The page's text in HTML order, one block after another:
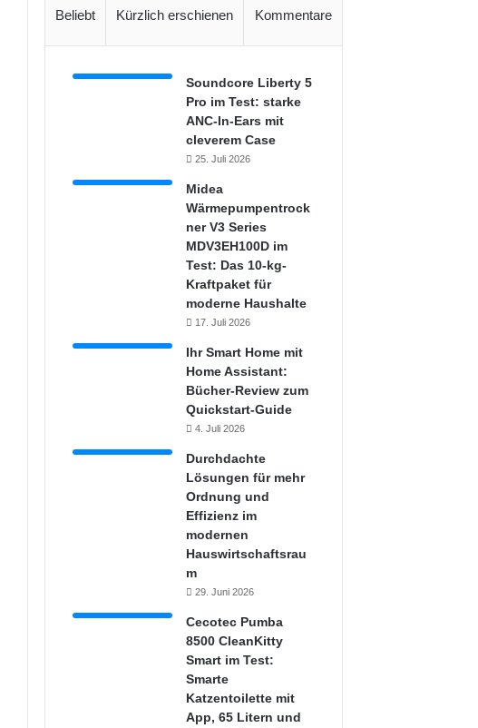
Beliebt Kürzlich erschienen Kommentare
Soundcore Liberty 5
Pro im Test: starke
ANC-In-Ears mit
cleverem Case
25. Juli 2026
Midea
Wärmepumpentrock
ner V3 Series
MDV3EH100D im
Test: Das 10-kg-
Kraftpaket für
moderne Haushalte
17. Juli 2026
Ihr Smart Home mit
Home Assistant:
Bücher-Review zum
Quickstart-Guide
4. Juli 2026
Durchdachte
Lösungen für mehr
Ordnung und
Effizienz im
modernen
Hauswirtschaftsrau
m
29. Juni 2026
Cecotec Pumba
8500 CleanKitty
Smart im Test:
Smarte
Katzentoilette mit
App, 65 Litern und